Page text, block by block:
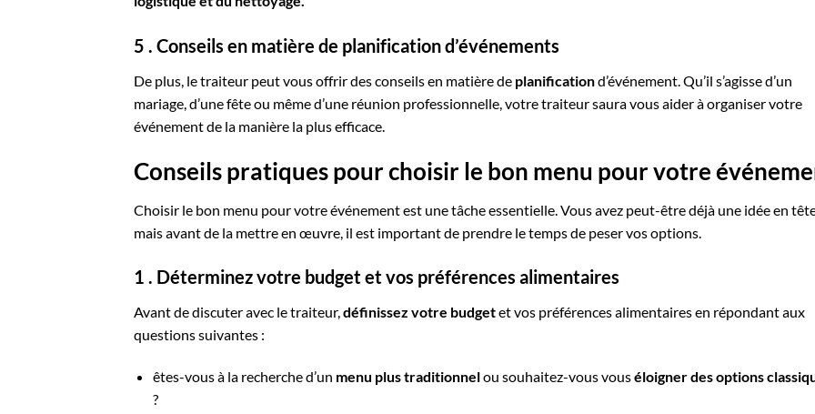
5 . Conseils en matière de planification d’événements
De plus, le traiteur peut vous offrir des conseils en matière de planificationd’événement. Qu’il s’agisse d’un
mariage, d’une fête ou même d’une réunion professionnelle, votre traiteur saura vous aider à organiser votre
événement de la manière la plus efficace.
Conseils pratiques pour choisir le bon menu pour votre
Choisir le bon menu pour votre événement est une tâche essentielle. Vous avez peut-être déjà une idée en
mais avant de la mettre en œuvre, il est important de prendre le temps de peser vos options.
1 . Déterminez votre budget et vos préférences alimentaires
Avant de discuter avec le traiteur,définissez votre budgetet vos préférences alimentaires en répondant aux
questions suivantes :
êtes-vous à la recherche d’un menu plus traditionnelou souhaitez-vous vouséloigner des options
?